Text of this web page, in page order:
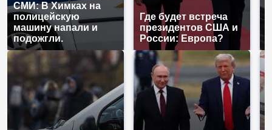
СМИ: В Химках на
полицейскую
машину напали и
подожгли.
Где будет встреча
президентов США и
России: Европа?